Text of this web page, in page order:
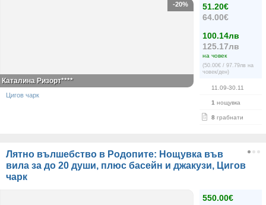
51.20€
64.00€
100.14лв
125.17лв
на човек
(50.00€ / 97.79лв на
човек/ден)
11.09-30.11
1 нощувка
8 грабнати
-20%
Каталина Ризорт****
Цигов чарк
Лятно вълшебство в Родопите: Нощувка във
вила за до 20 души, плюс басейн и джакузи, Цигов
чарк
550.00€